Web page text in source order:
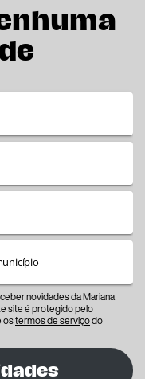
novidades da Mariana
site é protegido pelo
ostermos de serviçodo